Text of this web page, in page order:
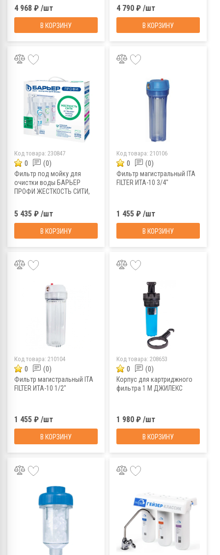
4 968 ₽ /шт
В КОРЗИНУ
4 790 ₽ /шт
В КОРЗИНУ
Код товара: 230847
0 (0)
Фильтр под мойку для
очистки воды БАРЬЕР
ПРОФИ ЖЕСТКОСТЬ СИТИ,
5 435 ₽ /шт
В КОРЗИНУ
Код товара: 210106
0 (0)
Фильтр магистральный ITA
FILTER ИТА-10 3/4"
1 455 ₽ /шт
В КОРЗИНУ
Код товара: 210104
0 (0)
Фильтр магистральный ITA
FILTER ИТА-10 1/2"
1 455 ₽ /шт
В КОРЗИНУ
Код товара: 208653
0 (0)
Корпус для картриджного
фильтра 1 М ДЖИЛЕКС
1 980 ₽ /шт
В КОРЗИНУ